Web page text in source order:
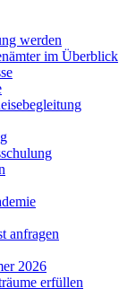
werden
im Überblick
anfragen
2026
erfüllen